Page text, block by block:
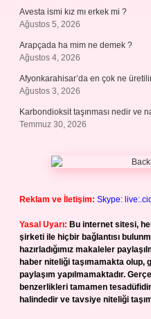
Avesta ismi kız mı erkek mi ?
Ağustos 5, 2026
Arapçada ha mim ne demek ?
Ağustos 4, 2026
Afyonkarahisar’da en çok ne
Ağustos 3, 2026
Karbondioksit taşınması nedir ve
Temmuz 30, 2026
Reklam ve İletişim: Skype:
Yasal Uyarı: Bu internet sitesi,
şirketi ile hiçbir bağlantısı
hazırladığımız makaleler
haber niteliği taşımamakta olup,
paylaşım yapılmamaktadır.
benzerlikleri tamamen
halindedir ve tavsiye niteliği